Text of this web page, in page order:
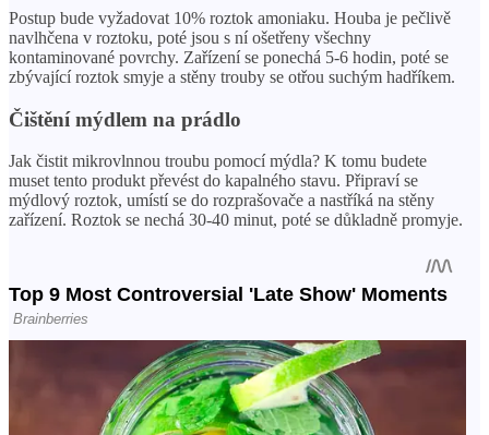
Postup bude vyžadovat 10% roztok amoniaku. Houba je pečlivě
navlhčena v roztoku, poté jsou s ní ošetřeny všechny
kontaminované povrchy. Zařízení se ponechá 5-6 hodin, poté se
zbývající roztok smyje a stěny trouby se otřou suchým hadříkem.
Čištění mýdlem na prádlo
Jak čistit mikrovlnnou troubu pomocí mýdla? K tomu budete
muset tento produkt převést do kapalného stavu. Připraví se
mýdlový roztok, umístí se do rozprašovače a nastříká na stěny
zařízení. Roztok se nechá 30-40 minut, poté se důkladně promyje.